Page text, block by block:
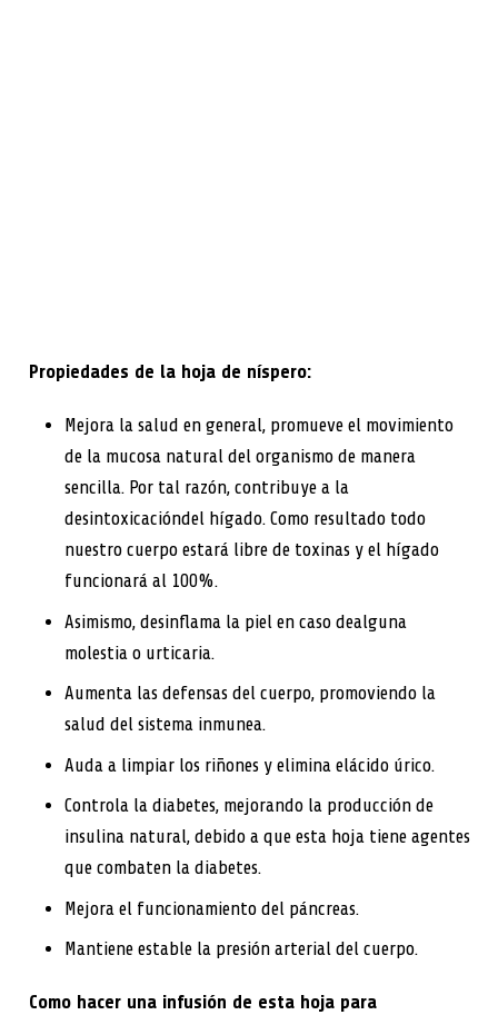
Propiedades de la hoja de níspero:
Mejora la salud en general, promueve el movimiento
de la mucosa natural del organismo de manera
sencilla. Por tal razón, contribuye a la
desintoxicacióndel hígado. Como resultado todo
nuestro cuerpo estará libre de toxinas y el hígado
funcionará al 100%.
Asimismo, desinflama la piel en caso dealguna
molestia o urticaria.
Aumenta las defensas del cuerpo, promoviendo la
salud del sistema inmunea.
Auda a limpiar los riñones y elimina elácido úrico.
Controla la diabetes, mejorando la producción de
insulina natural, debido a que esta hoja tiene agentes
que combaten la diabetes.
Mejora el funcionamiento del páncreas.
Mantiene estable la presión arterial del cuerpo.
Como hacer una infusión de esta hoja para